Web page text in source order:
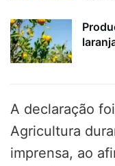
A declaração
Agricultura
imprensa, ao